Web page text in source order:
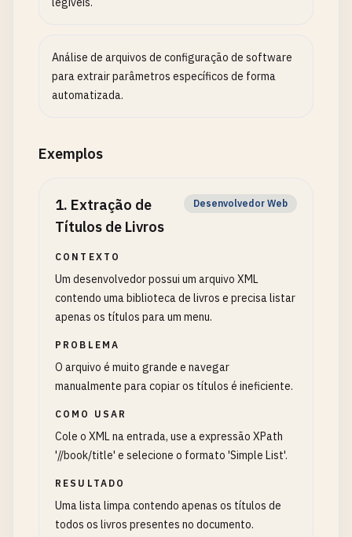
Análise de arquivos de configuração de software
para extrair parâmetros específicos de forma
automatizada.
Exemplos
1. Extração de
Títulos de Livros
Desenvolvedor Web
CONTEXTO
Um desenvolvedor possui um arquivo XML
contendo uma biblioteca de livros e precisa listar
apenas os títulos para um menu.
PROBLEMA
O arquivo é muito grande e navegar
manualmente para copiar os títulos é ineficiente.
COMO USAR
Cole o XML na entrada, use a expressão XPath
'//book/title' e selecione o formato 'Simple List'.
RESULTADO
Uma lista limpa contendo apenas os títulos de
todos os livros presentes no documento.